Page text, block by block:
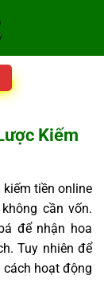
Kiếm
tiền online
cần vốn.
để nhận hoa
Tuy nhiên để
hoạt động